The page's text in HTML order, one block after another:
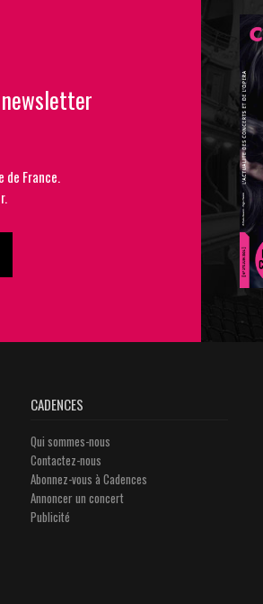
de France.
CADENCES
Qui sommes-nous
Contactez-nous
Abonnez-vous à Cadences
Annoncer un concert
Publicité